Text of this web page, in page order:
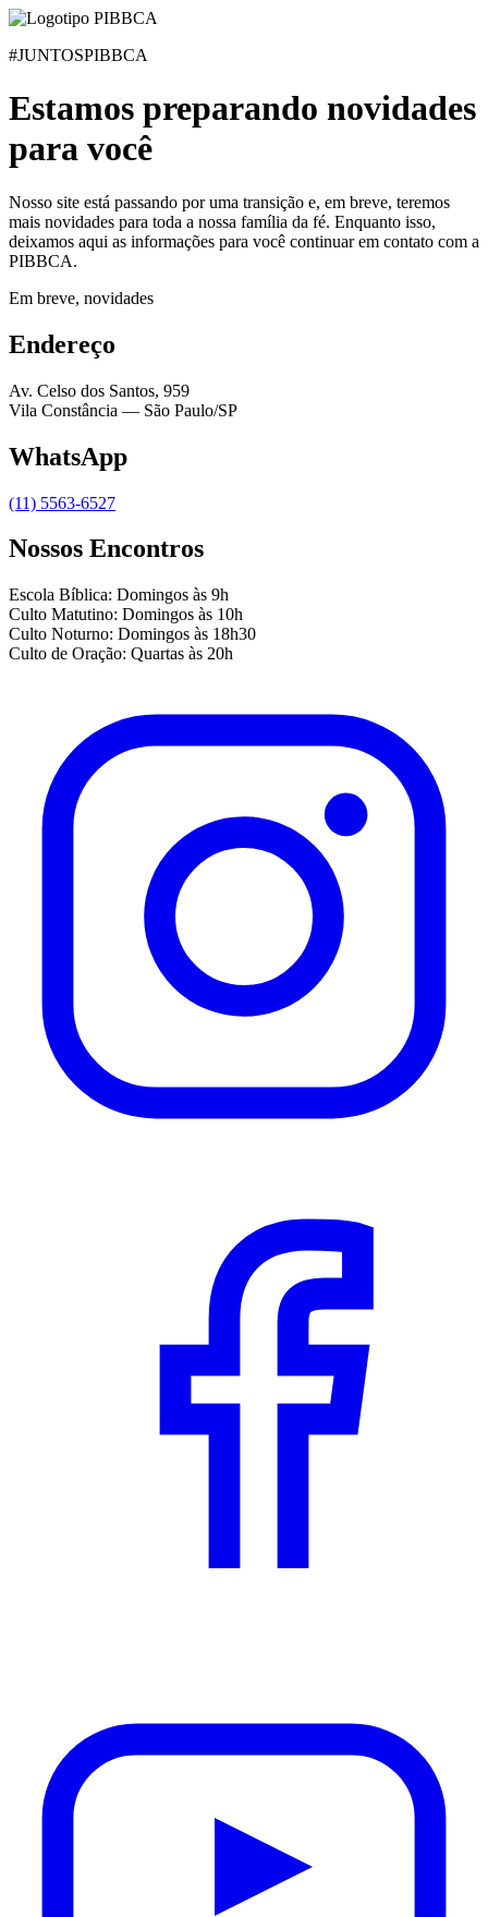
#JUNTOSPIBBCA
Estamos preparando novidades
para você
Nosso site está passando por uma transição e, em breve, teremos
mais novidades para toda a nossa família da fé. Enquanto isso,
deixamos aqui as informações para você continuar em contato com a
PIBBCA.
Em breve, novidades
Endereço
Av. Celso dos Santos, 959
Vila Constância — São Paulo/SP
WhatsApp
(11) 5563-6527
Nossos Encontros
Escola Bíblica: Domingos às 9h
Culto Matutino: Domingos às 10h
Culto Noturno: Domingos às 18h30
Culto de Oração: Quartas às 20h